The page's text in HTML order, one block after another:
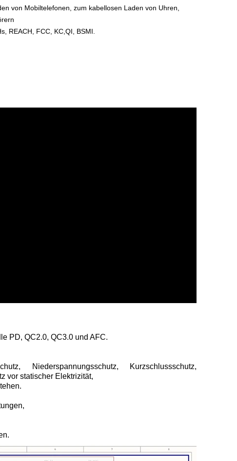
von Mobiltelefonen, zum kabellosen Laden von Uhren,
REACH, FCC, KC,QI, BSMI.
PD, QC2.0, QC3.0 und AFC.
Niederspannungsschutz, Kurzschlussschutz,
vor statischer Elektrizität,